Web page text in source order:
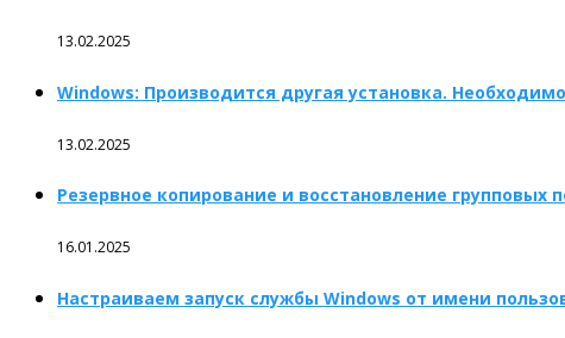
13.02.2025
Windows: Производится другая установка.
13.02.2025
Резервное копирование и восстановление групповых
16.01.2025
Настраиваем запуск службы Windows от имени